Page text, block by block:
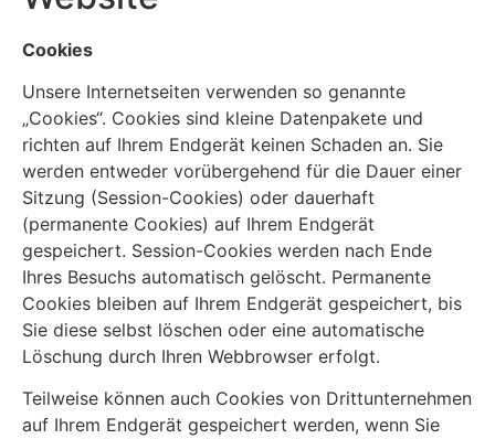
Cookies
Unsere Internetseiten verwenden so genannte
„Cookies“. Cookies sind kleine Datenpakete und
richten auf Ihrem Endgerät keinen Schaden an. Sie
werden entweder vorübergehend für die Dauer einer
Sitzung (Session-Cookies) oder dauerhaft
(permanente Cookies) auf Ihrem Endgerät
gespeichert. Session-Cookies werden nach Ende
Ihres Besuchs automatisch gelöscht. Permanente
Cookies bleiben auf Ihrem Endgerät gespeichert, bis
Sie diese selbst löschen oder eine automatische
Löschung durch Ihren Webbrowser erfolgt.
Teilweise können auch Cookies von Drittunternehmen
auf Ihrem Endgerät gespeichert werden, wenn Sie